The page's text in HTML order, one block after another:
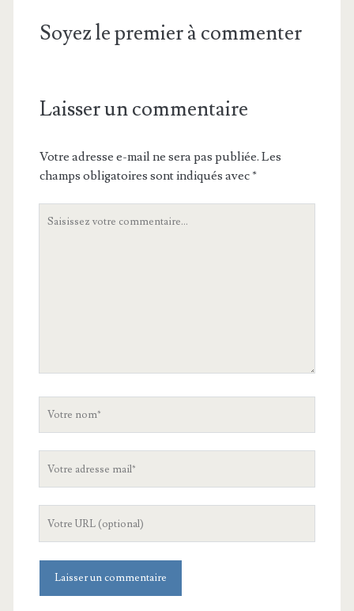
Soyez le premier à commenter
Laisser un commentaire
Votre adresse e-mail ne sera pas publiée. Les
champs obligatoires sont indiqués avec*
site